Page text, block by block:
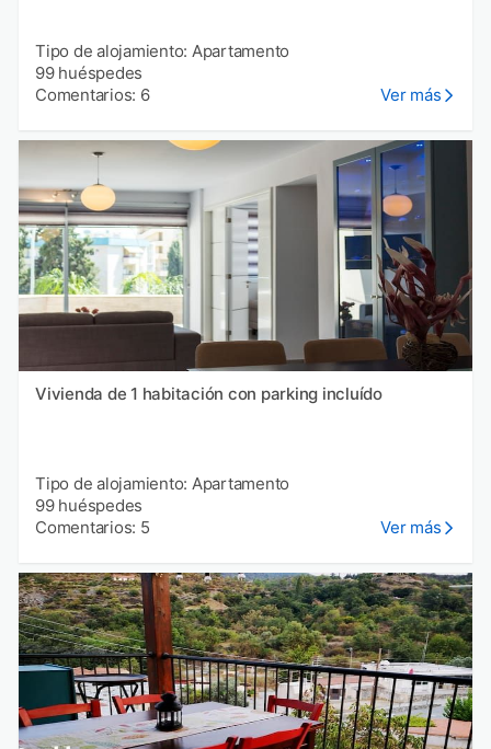
Tipo de alojamiento: Apartamento
99 huéspedes
Comentarios: 6
Ver más
Vivienda de 1 habitación con parking incluído
Tipo de alojamiento: Apartamento
99 huéspedes
Comentarios: 5
Ver más